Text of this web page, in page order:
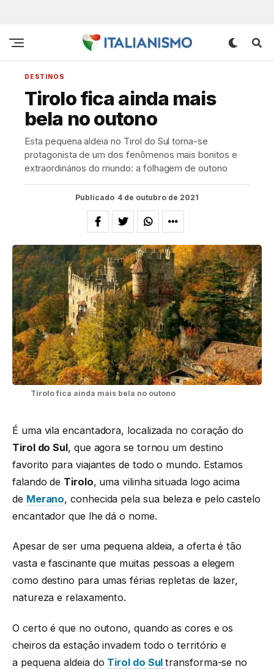
DESTINOS
Tirolo fica ainda mais
bela no outono
Esta pequena aldeia no Tirol do Sul torna-se
protagonista de um dos fenômenos mais bonitos e
extraordinários do mundo: a folhagem de outono
Publicado 4 de outubro de 2021
Tirolo fica ainda mais bela no outono
É uma vila encantadora, localizada no coração do
Tirol do Sul, que agora se tornou um destino
favorito para viajantes de todo o mundo. Estamos
falando de Tirolo, uma vilinha situada logo acima
de Merano, conhecida pela sua beleza e pelo castelo
encantador que lhe dá o nome.
Apesar de ser uma pequena aldeia, a oferta é tão
vasta e fascinante que muitas pessoas a elegem
como destino para umas férias repletas de lazer,
natureza e relaxamento.
O certo é que no outono, quando as cores e os
cheiros da estação invadem todo o território e
a pequena aldeia do Tirol do Sultransforma-se no